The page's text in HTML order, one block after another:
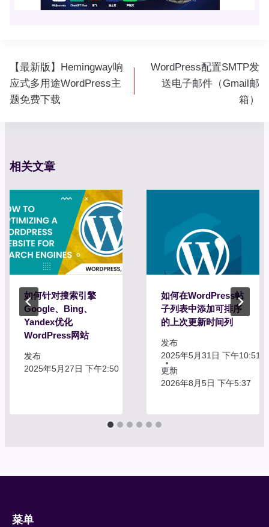
文
章
导
【最新版】Hemingway响
应式多用途WordPress主
题免费下载
WordPress配置SMTP发
送电子邮件（Gmail邮
箱）
相关文章
如何针对搜索引擎
Google、Bing、
Yandex优化
WordPress网站
发布
2025年5月27日 下午2:50
如何在WordPress帖
子列表中添加可排序
的上次更新时间列
发布
2025年5月31日 下午10:51
更新
2026年8月5日 下午5:37
菜单